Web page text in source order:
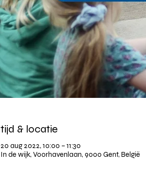
tijd & locatie
20 aug 2022, 10:00 – 11:30
In de wijk, Voorhavenlaan, 9000 Gent, België